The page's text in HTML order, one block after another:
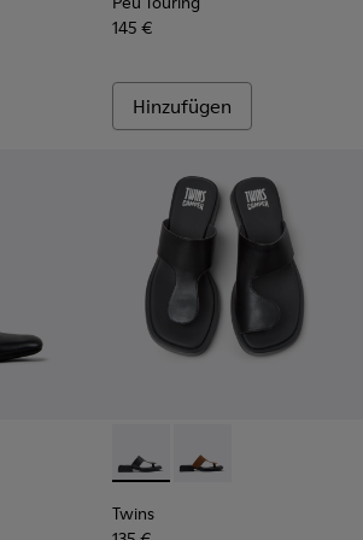
145 €
Hinzufügen
001 - Schwarze halboffene
K201804-003 - Halboffene Schuhe aus
Twins - K201745-002 -
Twins - K201745-
Twins